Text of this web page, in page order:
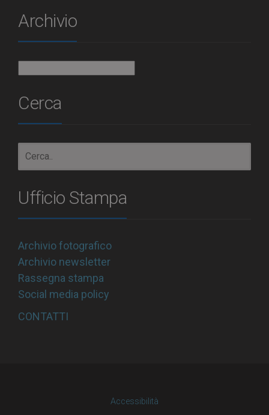
Archivio
Cerca
Ufficio Stampa
Archivio fotografico
Archivio newsletter
Rassegna stampa
Social media policy
CONTATTI
Accessibilità